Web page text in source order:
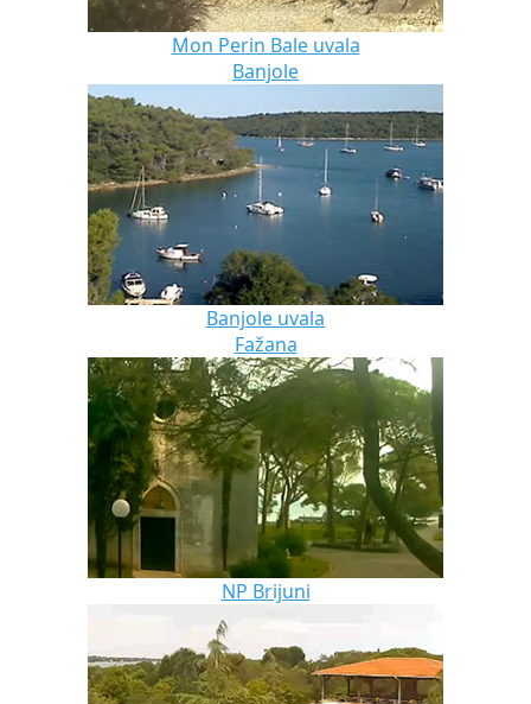
Mon Perin Bale uvala
Banjole
Banjole uvala
Fažana
NP Brijuni